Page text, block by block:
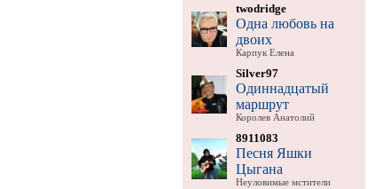
twodridge
Одна любовь на
двоих
Карпук Елена
Silver97
Одиннадцатый
маршрут
Королев Анатолий
8911083
Песня Яшки
Цыгана
Неуловимые мстители